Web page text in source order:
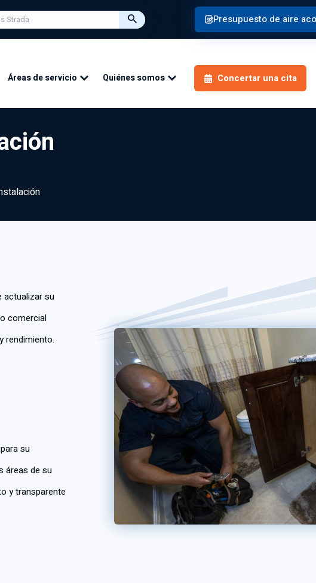
Presupuesto de aire
Áreas de servicio Quiénes somos Concertar una cita
actualizar su
comercial
rendimiento.
su
áreas de su
y transparente